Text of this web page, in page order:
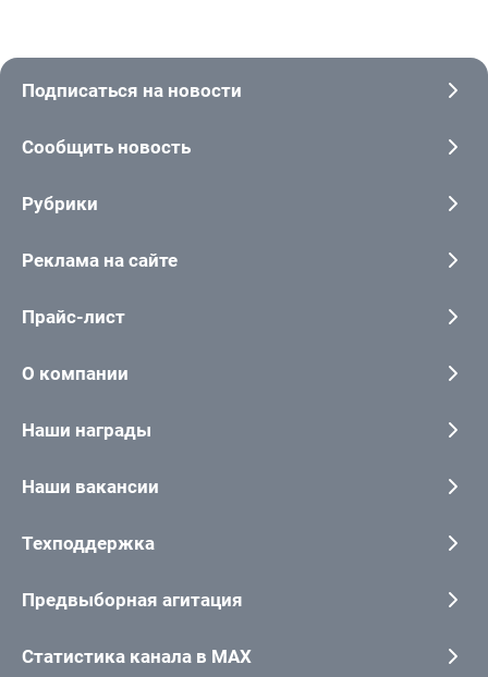
Подписаться на новости
Сообщить новость
Рубрики
Реклама на сайте
Прайс-лист
О компании
Наши награды
Наши вакансии
Техподдержка
Предвыборная агитация
Статистика канала в MAX